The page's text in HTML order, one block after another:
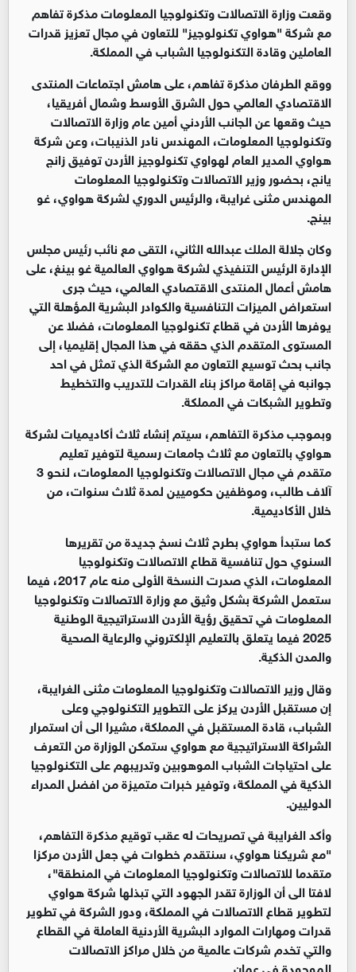
وقعت وزارة الاتصالات وتكنولوجيا المعلومات مذكرة تفاهم
مع شركة "هواوي تكنولوجيز" للتعاون في مجال تعزيز قدرات
العاملين وقادة التكنولوجيا الشباب في المملكة.
ووقع الطرفان مذكرة تفاهم، على هامش اجتماعات المنتدى
الاقتصادي العالمي حول الشرق الأوسط وشمال أفريقيا،
حيث وقعها عن الجانب الأردني أمين عام وزارة الاتصالات
وتكنولوجيا المعلومات، المهندس نادر الذنيبات، وعن شركة
هواوي المدير العام لهواوي تكنولوجيز الأردن توفيق زانج
يانج، بحضور وزير الاتصالات وتكنولوجيا المعلومات
المهندس مثنى غرايبة، والرئيس الدوري لشركة هواوي، غو
بينج.
وكان جلالة الملك عبدالله الثاني، التقى مع نائب رئيس مجلس
الإدارة الرئيس التنفيذي لشركة هواوي العالمية غو بينغ، على
هامش أعمال المنتدى الاقتصادي العالمي، حيث جرى
استعراض الميزات التنافسية والكوادر البشرية المؤهلة التي
يوفرها الأردن في قطاع تكنولوجيا المعلومات، فضلا عن
المستوى المتقدم الذي حققه في هذا المجال إقليميا، إلى
جانب بحث توسيع التعاون مع الشركة الذي تمثل في احد
جوانبه في إقامة مراكز بناء القدرات للتدريب والتخطيط
وتطوير الشبكات في المملكة.
وبموجب مذكرة التفاهم، سيتم إنشاء ثلاث أكاديميات لشركة
هواوي بالتعاون مع ثلاث جامعات رسمية لتوفير تعليم
متقدم في مجال الاتصالات وتكنولوجيا المعلومات، لنحو 3
آلاف طالب، وموظفين حكوميين لمدة ثلاث سنوات، من
خلال الأكاديمية.
كما ستبدأ هواوي بطرح ثلاث نسخ جديدة من تقريرها
السنوي حول تنافسية قطاع الاتصالات وتكنولوجيا
المعلومات، الذي صدرت النسخة الأولى منه عام 2017، فيما
ستعمل الشركة بشكل وثيق مع وزارة الاتصالات وتكنولوجيا
المعلومات في تحقيق رؤية الأردن الاستراتيجية الوطنية
2025 فيما يتعلق بالتعليم الإلكتروني والرعاية الصحية
والمدن الذكية.
وقال وزير الاتصالات وتكنولوجيا المعلومات مثنى الغرايبة،
إن مستقبل الأردن يركز على التطوير التكنولوجي وعلى
الشباب، قادة المستقبل في المملكة، مشيرا الى أن استمرار
الشراكة الاستراتيجية مع هواوي ستمكن الوزارة من التعرف
على احتياجات الشباب الموهوبين وتدريبهم على التكنولوجيا
الذكية في المملكة، وتوفير خبرات متميزة من افضل المدراء
الدوليين.
وأكد الغرايبة في تصريحات له عقب توقيع مذكرة التفاهم،
"مع شريكنا هواوي، سنتقدم خطوات في جعل الأردن مركزا
متقدما للاتصالات وتكنولوجيا المعلومات في المنطقة"،
لافتا الى أن الوزارة تقدر الجهود التي تبذلها شركة هواوي
لتطوير قطاع الاتصالات في المملكة، ودور الشركة في تطوير
قدرات ومهارات الموارد البشرية الأردنية العاملة في القطاع
والتي تخدم شركات عالمية من خلال مراكز الاتصالات
الموجودة في عمان.